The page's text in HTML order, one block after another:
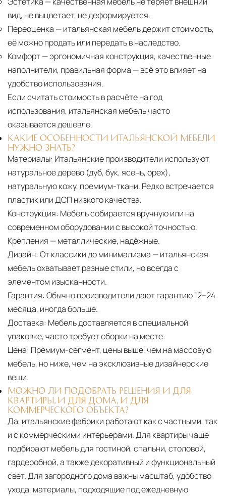
вид, не выцветает, не деформируется.
Переоценка — итальянская мебель держит стоимость,
её можно продать или передать в наследство.
Комфорт— эргономичная конструкция, качественные
наполнители, правильная форма — всё это влияет на
удобство использования.
Если считать стоимость в расчёте на год
использования, итальянская мебель часто
оказывается дешевле.
КАКИЕ ОСОБЕННОСТИ ИТАЛЬЯНСКОЙ МЕБЕЛИ
НУЖНО ЗНАТЬ?
Материалы: Итальянские производители используют
натуральное дерево (дуб, бук, ясень, орех),
натуральную кожу, премиум-ткани. Редко встречается
пластик или ДСП низкого качества.
Конструкция: Мебель собирается вручную или на
современном оборудовании с высокой точностью.
Крепления — металлические, надёжные.
Дизайн: От классики до минимализма — итальянская
мебель охватывает разные стили, но всегда с
элементом изысканности.
Гарантия: Обычно производители дают гарантию 12–24
месяца, иногда больше.
Доставка: Мебель доставляется в специальной
упаковке, часто требует сборки на месте.
Цена: Премиум-сегмент, цены выше, чем на массовую
мебель, но ниже, чем на эксклюзивные дизайнерские
вещи.
МОЖНО ЛИ ПОДОБРАТЬ РЕШЕНИЯ И ДЛЯ
КВАРТИРЫ, И ДЛЯ ДОМА, И ДЛЯ
КОММЕРЧЕСКОГО ОБЪЕКТА?
Да, итальянские фабрики работают как с частными, так
и с коммерческими интерьерами. Для квартиры чаще
подбирают мебель для гостиной, спальни, столовой,
гардеробной, а также декоративный и функциональный
свет. Для загородного дома важны масштаб, удобство
ухода, материалы, подходящие под ежедневную